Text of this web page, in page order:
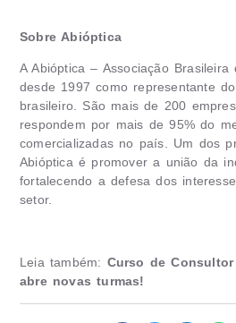
Sobre Abióptica
A Abióptica – Associação
desde 1997 como representante
brasileiro. São mais de 200
respondem por mais de 95% do
comercializadas no país. Um dos
Abióptica é promover a união da
fortalecendo a defesa dos
setor.
Leia também: Curso de Consultor
abre novas turmas!